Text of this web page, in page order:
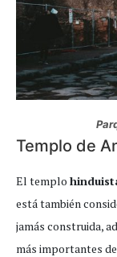
Templo de
El templo
está también
jamás construida,
más importantes